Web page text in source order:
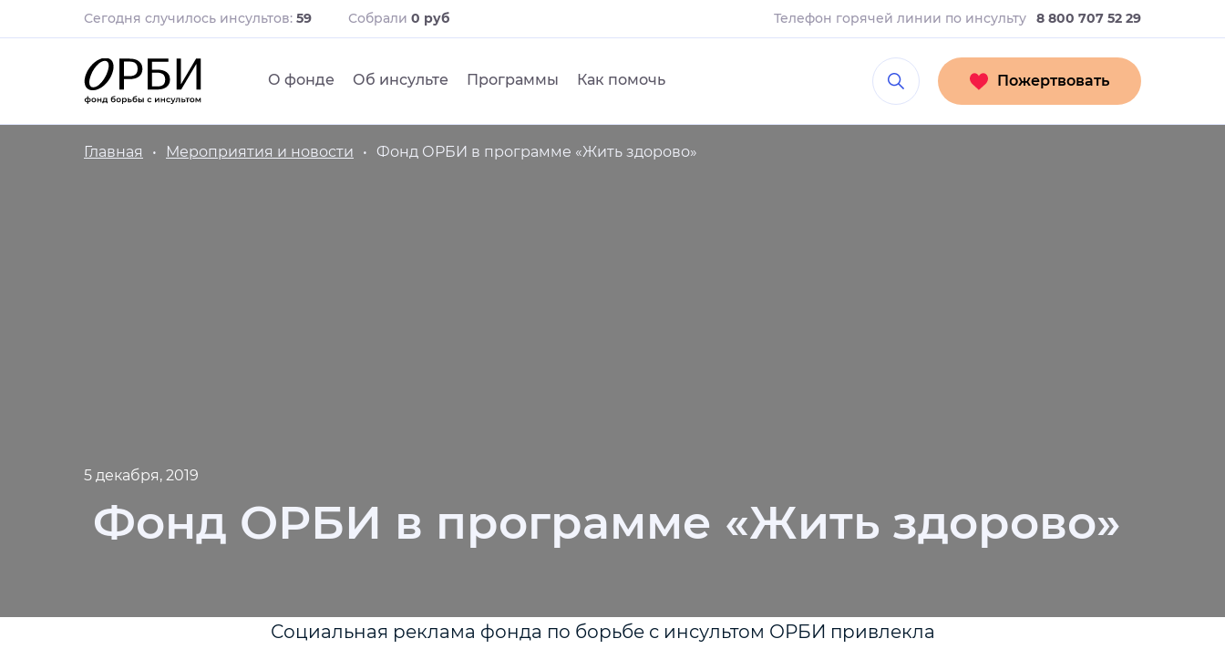
Сегодня случилось инсультов: 59 Собрали 0 руб Телефон горячей линии по инсульту 8 800 707 52 29
О фонде Об инсульте Программы Как помочь Пожертвовать
Главная Мероприятия и новости Фонд ОРБИ в программе «Жить здорово»
5 декабря, 2019
Фонд ОРБИ в программе «Жить здорово»
Социальная реклама фонда по борьбе с инсультом ОРБИ привлекла